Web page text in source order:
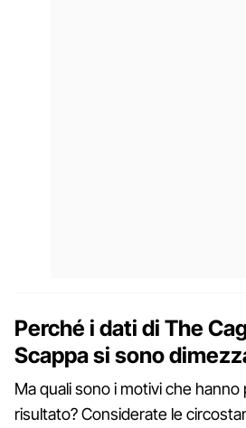
Perché i dati di The
Scappa si sono
Ma quali sono i motivi che
risultato? Considerate le